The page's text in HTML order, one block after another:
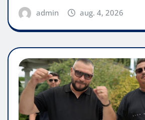
admin aug. 4, 2026